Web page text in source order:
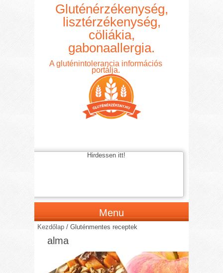
Gluténérzékenység,
lisztérzékenység,
cöliákia,
gabonaallergia.
A gluténintolerancia információs
portálja.
Hirdessen itt!
Menu
Kezdőlap /Gluténmentes receptek
alma